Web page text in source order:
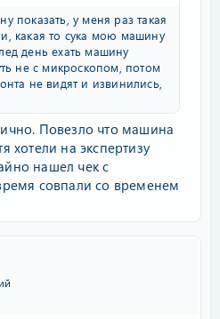
показать, у меня раз такая
какая то сука мою машину
день ехать машину
не с микроскопом, потом
не видят и извинились,
Повезло что машина
хотели на экспертизу
нашел чек с
совпали со временем